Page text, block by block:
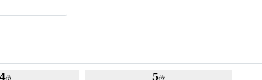
4位 5位